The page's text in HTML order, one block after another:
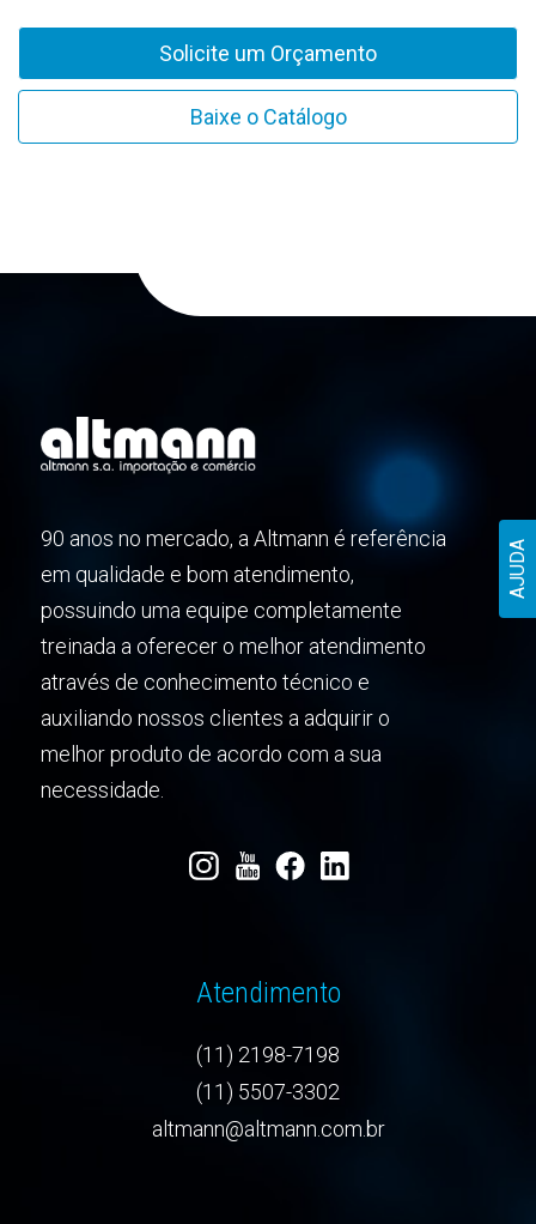
AJUDA
Solicite um Orçamento
Baixe o Catálogo
90 anos no mercado, a Altmann é referência
em qualidade e bom atendimento,
possuindo uma equipe completamente
treinada a oferecer o melhor atendimento
através de conhecimento técnico e
auxiliando nossos clientes a adquirir o
melhor produto de acordo com a sua
necessidade.
Atendimento
(11) 2198-7198
(11) 5507-3302
altmann@altmann.com.br